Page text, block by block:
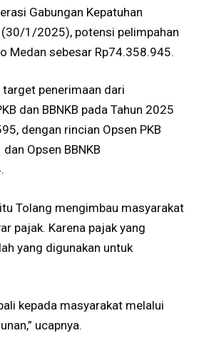
Gabungan Kepatuhan
(30/1/2025), potensi pelimpahan
Medan sebesar Rp74.358.945.
penerimaan dari
dan BBNKB pada Tahun 2025
dengan rincian Opsen PKB
Opsen BBNKB
Tolang mengimbau masyarakat
pajak. Karena pajak yang
yang digunakan untuk
kepada masyarakat melalui
ucapnya.